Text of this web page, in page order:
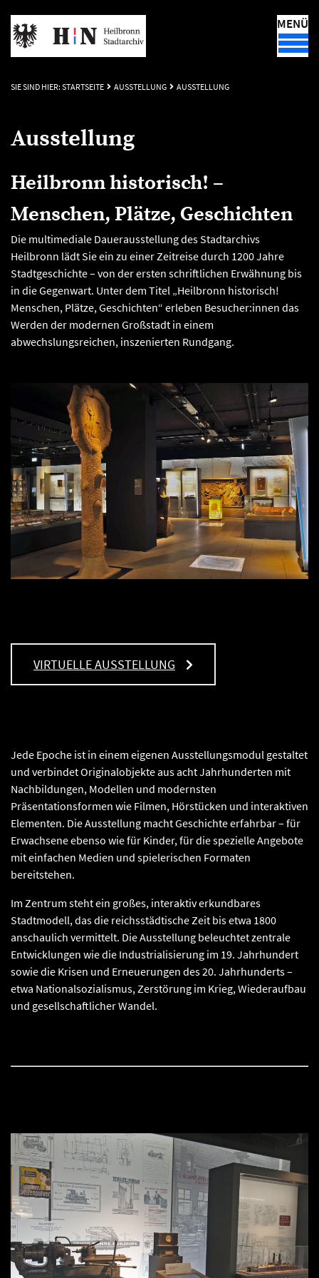
MENÜ
SIE SIND HIER: STARTSEITE AUSSTELLUNG AUSSTELLUNG
Ausstellung
Heilbronn historisch! –
Menschen, Plätze, Geschichten
Die multimediale Dauerausstellung des Stadtarchivs
Heilbronn lädt Sie ein zu einer Zeitreise durch 1200 Jahre
Stadtgeschichte – von der ersten schriftlichen Erwähnung bis
in die Gegenwart. Unter dem Titel „Heilbronn historisch!
Menschen, Plätze, Geschichten“ erleben Besucher:innen das
Werden der modernen Großstadt in einem
abwechslungsreichen, inszenierten Rundgang.
VIRTUELLE AUSSTELLUNG
Jede Epoche ist in einem eigenen Ausstellungsmodul gestaltet
und verbindet Originalobjekte aus acht Jahrhunderten mit
Nachbildungen, Modellen und modernsten
Präsentationsformen wie Filmen, Hörstücken und interaktiven
Elementen. Die Ausstellung macht Geschichte erfahrbar – für
Erwachsene ebenso wie für Kinder, für die spezielle Angebote
mit einfachen Medien und spielerischen Formaten
bereitstehen.
Im Zentrum steht ein großes, interaktiv erkundbares
Stadtmodell, das die reichsstädtische Zeit bis etwa 1800
anschaulich vermittelt. Die Ausstellung beleuchtet zentrale
Entwicklungen wie die Industrialisierung im 19. Jahrhundert
sowie die Krisen und Erneuerungen des 20. Jahrhunderts –
etwa Nationalsozialismus, Zerstörung im Krieg, Wiederaufbau
und gesellschaftlicher Wandel.